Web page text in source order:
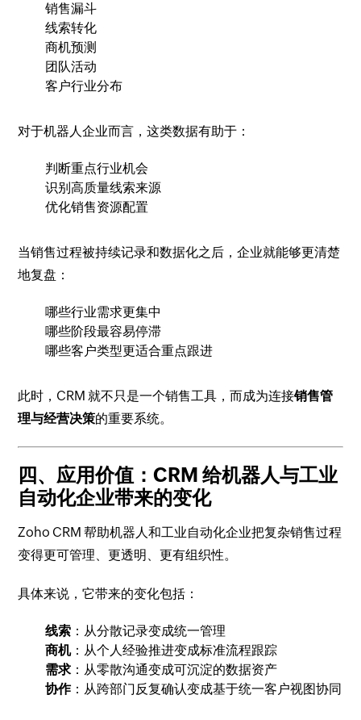
销售漏斗
线索转化
商机预测
团队活动
客户行业分布
对于机器人企业而言，这类数据有助于：
判断重点行业机会
识别高质量线索来源
优化销售资源配置
当销售过程被持续记录和数据化之后，企业就能够更清楚
地复盘：
哪些行业需求更集中
哪些阶段最容易停滞
哪些客户类型更适合重点跟进
此时，CRM 就不只是一个销售工具，而成为连接销售管
理与经营决策的重要系统。
四、应用价值：CRM 给机器人与工业
自动化企业带来的变化
Zoho CRM 帮助机器人和工业自动化企业把复杂销售过程
变得更可管理、更透明、更有组织性。
具体来说，它带来的变化包括：
线索 ：从分散记录变成统一管理
商机：从个人经验推进变成标准流程跟踪
需求：从零散沟通变成可沉淀的数据资产
协作：从跨部门反复确认变成基于统一客户视图协同